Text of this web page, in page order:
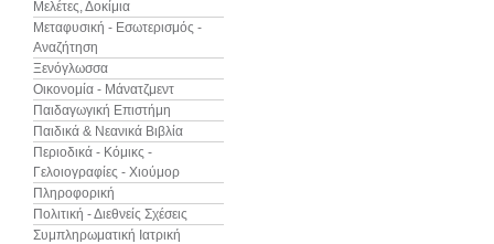
Μελέτες, Δοκίμια
Μεταφυσική - Εσωτερισμός -
Αναζήτηση
Ξενόγλωσσα
Οικονομία - Μάνατζμεντ
Παιδαγωγική Επιστήμη
Παιδικά & Νεανικά Βιβλία
Περιοδικά - Κόμικς -
Γελοιογραφίες - Χιούμορ
Πληροφορική
Πολιτική - Διεθνείς Σχέσεις
Συμπληρωματική Ιατρική